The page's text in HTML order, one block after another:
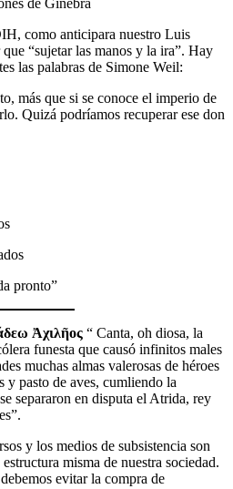
de Ginebra
como anticipara nuestro Luis
“sujetar las manos y la ira”. Hay
las palabras de Simone Weil:
más que si se conoce el imperio de
Quizá podríamos recuperar ese don
pronto”
Ἀχιλῆος “ Canta, oh diosa, la
funesta que causó infinitos males
muchas almas valerosas de héroes
y pasto de aves, cumliendo la
separaron en disputa el Atrida, rey
y los medios de subsistencia son
misma de nuestra sociedad.
evitar la compra de